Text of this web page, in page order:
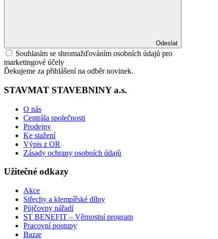
Odeslat
Souhlasím se shromažďováním osobních údajů pro
marketingové účely
Ďekujeme za přihlášení na odběr novinek.
STAVMAT STAVEBNINY a.s.
O nás
Centrála společnosti
Prodejny
Ke stažení
Výpis z OR
Zásady ochrany osobních údajů
Užitečné odkazy
Akce
Střechy a klempířské dílny
Půjčovny nářadí
ST BENEFIT – Věrnostní program
Pracovní postupy
Bazar